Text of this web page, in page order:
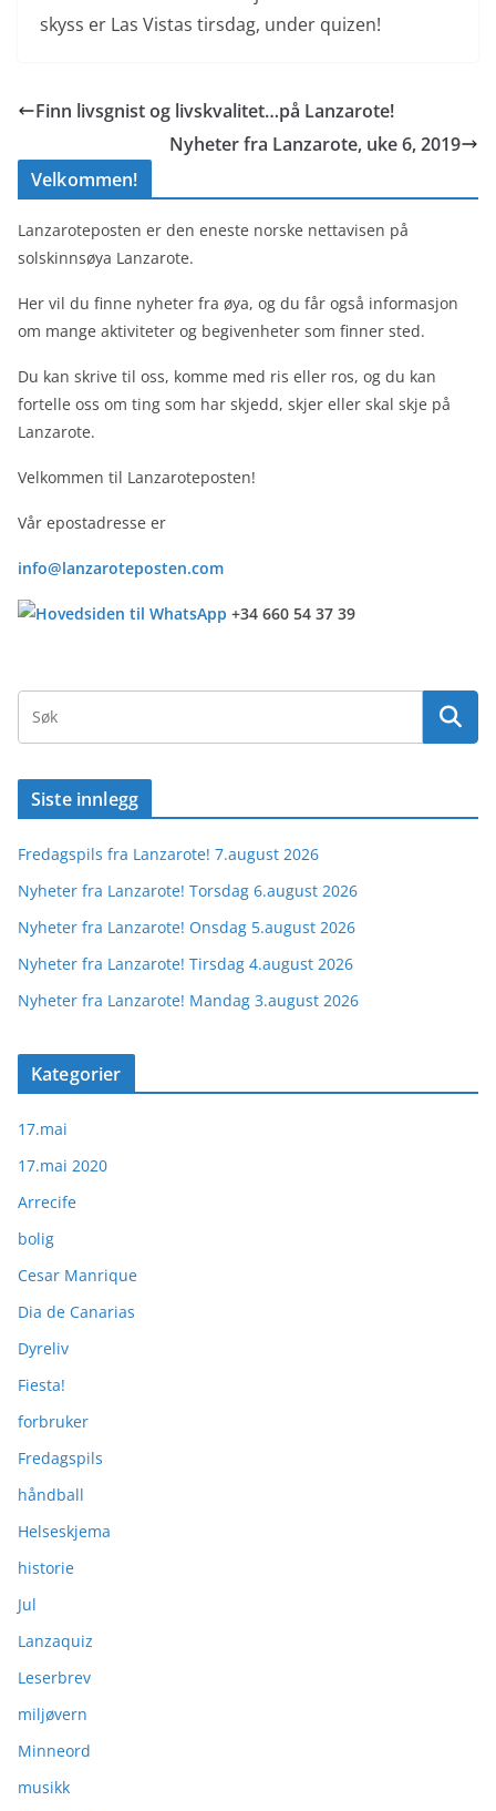
skyss er Las Vistas tirsdag, under quizen!
Finn livsgnist og livskvalitet…på Lanzarote!
Nyheter fra Lanzarote, uke 6, 2019
Velkommen!
Lanzaroteposten er den eneste norske nettavisen på
solskinnsøya Lanzarote.
Her vil du finne nyheter fra øya, og du får også informasjon
om mange aktiviteter og begivenheter som finner sted.
Du kan skrive til oss, komme med ris eller ros, og du kan
fortelle oss om ting som har skjedd, skjer eller skal skje på
Lanzarote.
Velkommen til Lanzaroteposten!
Vår epostadresse er
info@lanzaroteposten.com
+34 660 54 37 39
Siste innlegg
Fredagspils fra Lanzarote! 7.august 2026
Nyheter fra Lanzarote! Torsdag 6.august 2026
Nyheter fra Lanzarote! Onsdag 5.august 2026
Nyheter fra Lanzarote! Tirsdag 4.august 2026
Nyheter fra Lanzarote! Mandag 3.august 2026
Kategorier
17.mai
17.mai 2020
Arrecife
bolig
Cesar Manrique
Dia de Canarias
Dyreliv
Fiesta!
forbruker
Fredagspils
håndball
Helseskjema
historie
Jul
Lanzaquiz
Leserbrev
miljøvern
Minneord
musikk